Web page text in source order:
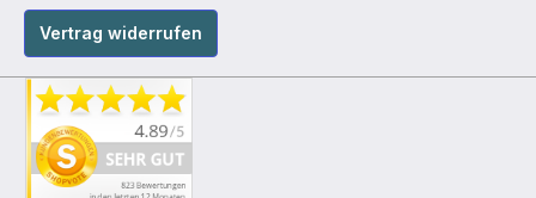
Vertrag widerrufen